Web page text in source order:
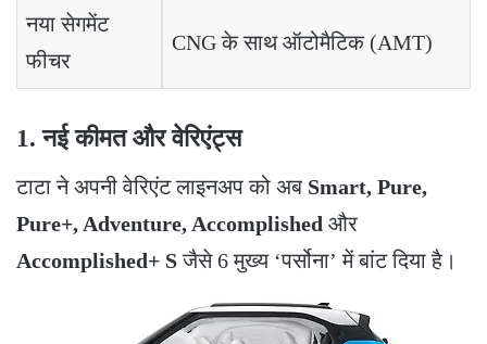
नया सेगमेंट
फीचर
CNG के साथ ऑटोमैटिक (AMT)
1. नई कीमत और वेरिएंट्स
​टाटा ने अपनी वेरिएंट लाइनअप को अब Smart, Pure,
Pure+, Adventure, Accomplished और
Accomplished+ Sजैसे 6 मुख्य ‘पर्सोना’ में बांट दिया है।